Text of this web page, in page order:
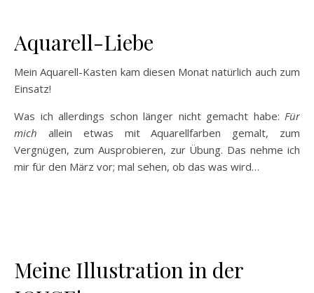
Aquarell-Liebe
Mein Aquarell-Kasten kam diesen Monat natürlich auch zum
Einsatz!
Was ich allerdings schon länger nicht gemacht habe: Für
mich allein etwas mit Aquarellfarben gemalt, zum
Vergnügen, zum Ausprobieren, zur Übung. Das nehme ich
mir für den März vor; mal sehen, ob das was wird…
Meine Illustration in der